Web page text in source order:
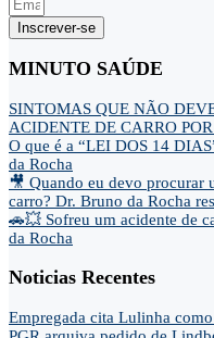
Inscrever-se
MINUTO SAÚDE
SINTOMAS QUE NÃO
ACIDENTE DE CARRO
O que é a “LEI DOS 14
da Rocha
🎥 Quando eu devo procurar
carro? Dr. Bruno da Rocha
🚗💥 Sofreu um acidente de
da Rocha
Noticias Recentes
Empregada cita Lulinha